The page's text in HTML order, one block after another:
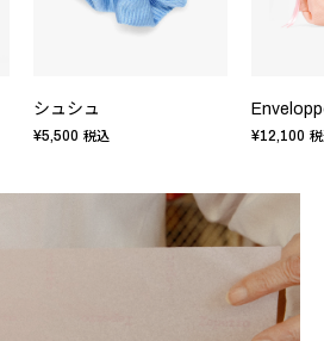
シュシュ
¥5,500 税込 ¥12,100